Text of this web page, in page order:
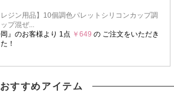
おすすめアイテム